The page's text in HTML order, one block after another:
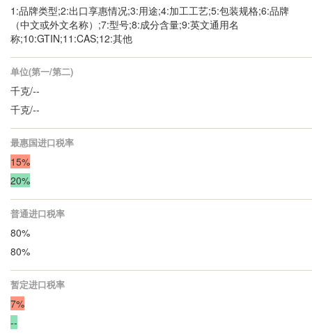
1:品牌类型;2:出口享惠情况;3:用途;4:加工工艺;5:包装规格;6:品牌
（中文或外文名称）;7:型号;8:成分含量;9:英文通用名
称;10:GTIN;11:CAS;12:其他
单位(第一/第二)
千克/--
千克/--
最惠国进口税率
15%
20%
普通进口税率
80%
80%
暂定进口税率
7%
--